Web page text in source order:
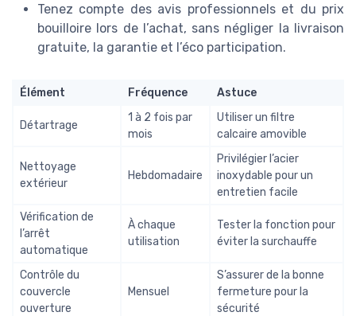
Tenez compte des avis professionnels et du prix
bouilloire lors de l’achat, sans négliger la livraison
gratuite, la garantie et l’éco participation.
Élément Fréquence Astuce
Détartrage
1 à 2 fois par
mois
Utiliser un filtre
calcaire amovible
Nettoyage
extérieur
Hebdomadaire
Privilégier l’acier
inoxydable pour un
entretien facile
Vérification de
l’arrêt
automatique
À chaque
utilisation
Tester la fonction pour
éviter la surchauffe
Contrôle du
couvercle
ouverture
Mensuel
S’assurer de la bonne
fermeture pour la
sécurité